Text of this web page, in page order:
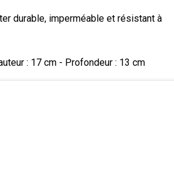
durable, imperméable et résistant à
: 17 cm - Profondeur : 13 cm